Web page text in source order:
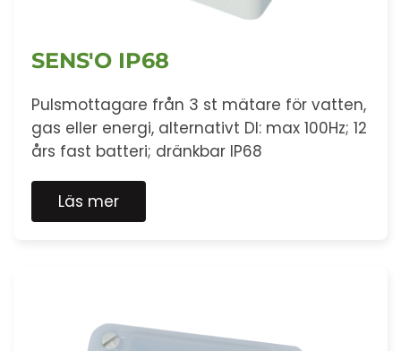
SENS'O IP68
Pulsmottagare från 3 st mätare för vatten,
gas eller energi, alternativt DI: max 100Hz; 12
års fast batteri; dränkbar IP68
Läs mer